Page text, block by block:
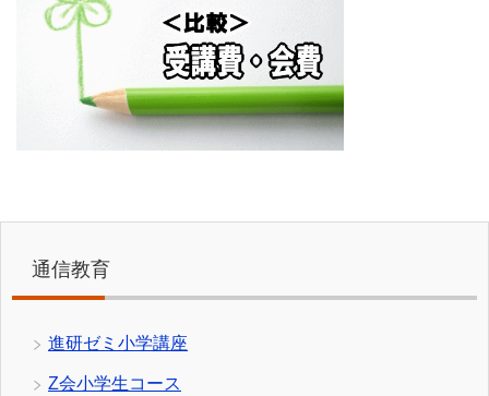
通信教育
進研ゼミ小学講座
Z会小学生コース